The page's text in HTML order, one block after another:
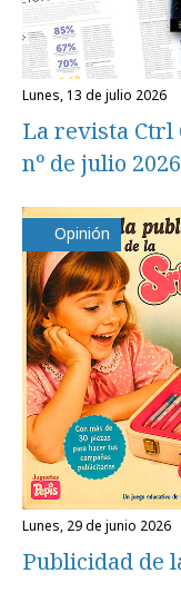
lunes, 13 de julio 2026
La revista Ctrl
nº de julio 2026
Opinión
lunes, 29 de junio 2026
Publicidad de